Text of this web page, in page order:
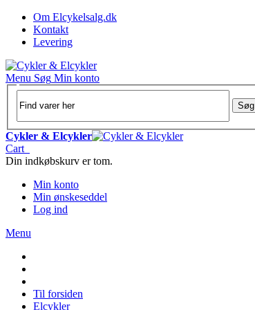
Om Elcykelsalg.dk
Kontakt
Levering
Menu Søg Min konto
Søg
Cykler & Elcykler
Cart
Din indkøbskurv er tom.
Min konto
Min ønskeseddel
Log ind
Menu
Til forsiden
Elcykler